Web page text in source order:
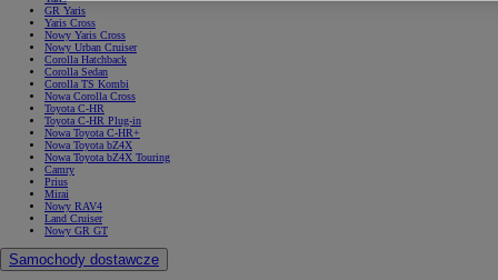
GR Yaris
Yaris Cross
Nowy Yaris Cross
Nowy Urban Cruiser
Corolla Hatchback
Corolla Sedan
Corolla TS Kombi
Nowa Corolla Cross
Toyota C-HR
Toyota C-HR Plug-in
Nowa Toyota C-HR+
Nowa Toyota bZ4X
Nowa Toyota bZ4X Touring
Camry
Prius
Mirai
Nowy RAV4
Land Cruiser
Nowy GR GT
Samochody dostawcze